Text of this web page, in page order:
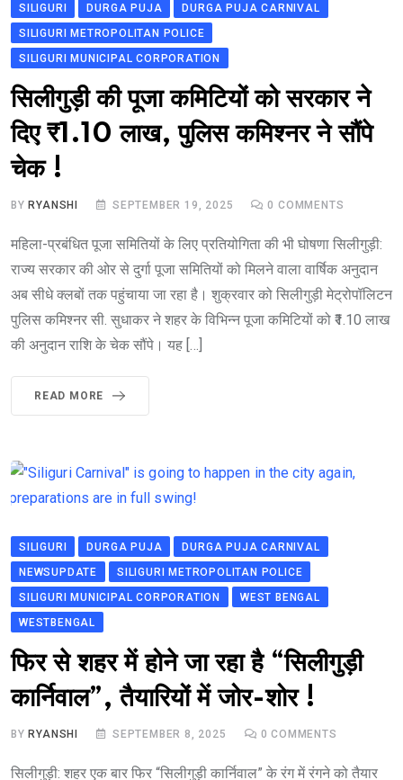
SILIGURI DURGA PUJA
DURGA PUJA CARNIVAL
SILIGURI METROPOLITAN POLICE
SILIGURI MUNICIPAL CORPORATION
सिलीगुड़ी की पूजा कमिटियों को सरकार ने
दिए ₹1.10 लाख, पुलिस कमिश्नर ने सौंपे
चेक !
BY RYANSHI SEPTEMBER 19, 2025 0 COMMENTS
महिला-प्रबंधित पूजा समितियों के लिए प्रतियोगिता की भी घोषणा सिलीगुड़ी:
राज्य सरकार की ओर से दुर्गा पूजा समितियों को मिलने वाला वार्षिक अनुदान
अब सीधे क्लबों तक पहुंचाया जा रहा है। शुक्रवार को सिलीगुड़ी मेट्रोपॉलिटन
पुलिस कमिश्नर सी. सुधाकर ने शहर के विभिन्न पूजा कमिटियों को ₹1.10 लाख
की अनुदान राशि के चेक सौंपे। यह […]
READ MORE
SILIGURI DURGA PUJA
DURGA PUJA CARNIVAL
NEWSUPDATE
SILIGURI METROPOLITAN POLICE
SILIGURI MUNICIPAL CORPORATION
WEST BENGAL
WESTBENGAL
फिर से शहर में होने जा रहा है “सिलीगुड़ी
कार्निवाल”, तैयारियों में जोर-शोर !
BY RYANSHI SEPTEMBER 8, 2025 0 COMMENTS
सिलीगुड़ी: शहर एक बार फिर “सिलीगुड़ी कार्निवाल” के रंग में रंगने को तैयार